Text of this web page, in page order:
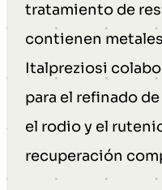
tratamiento de
contienen
Italpreziosi
para el refinado
el rodio y el
recuperación